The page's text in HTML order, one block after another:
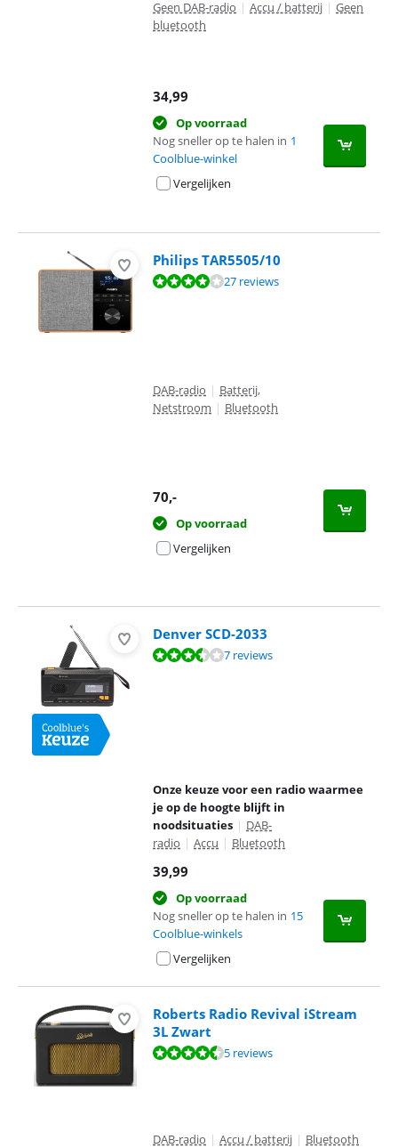
Geen DAB-radio | Accu / batterij | Geen
bluetooth
34,99
Op voorraad
Nog sneller op te halen in 1
Coolblue-winkel
Vergelijken
Philips TAR5505/10
Beoordeling is 8,1 van de 10, gebaseerd op 27 reviews.
27 reviews
DAB-radio | Batterij,
Netstroom | Bluetooth
70,-
Op voorraad
Vergelijken
Denver SCD-2033
Beoordeling is 6,5 van de 10, gebaseerd op 7 reviews.
7 reviews
Onze keuze voor een radio waarmee
je op de hoogte blijft in
noodsituaties | DAB-
radio | Accu | Bluetooth
39,99
Op voorraad
Nog sneller op te halen in 15
Coolblue-winkels
Vergelijken
Roberts Radio Revival iStream
3L Zwart
Beoordeling is 9,0 van de 10, gebaseerd op 5 reviews.
5 reviews
DAB-radio | Accu / batterij | Bluetooth